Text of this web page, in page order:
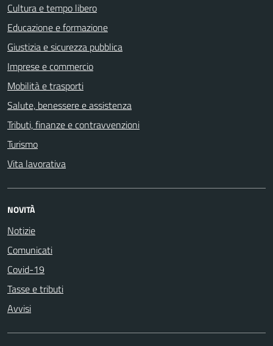
Cultura e tempo libero
Educazione e formazione
Giustizia e sicurezza pubblica
Imprese e commercio
Mobilità e trasporti
Salute, benessere e assistenza
Tributi, finanze e contravvenzioni
Turismo
Vita lavorativa
NOVITÀ
Notizie
Comunicati
Covid-19
Tasse e tributi
Avvisi